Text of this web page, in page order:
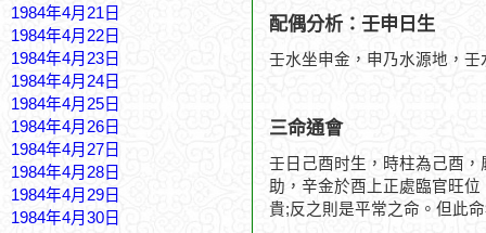
1984年4月21日
1984年4月22日
1984年4月23日
1984年4月24日
1984年4月25日
1984年4月26日
1984年4月27日
1984年4月28日
1984年4月29日
1984年4月30日
配偶分析：壬申日生
壬水坐申金，申乃水源地，
三命通會
壬日己酉时生，時柱為己酉
助，辛金於酉上正處臨官旺
貴;反之則是平常之命。但此